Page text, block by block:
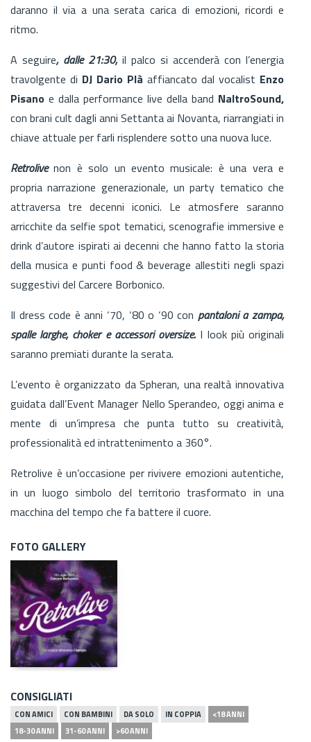
daranno il via a una serata carica di emozioni, ricordi e
ritmo.
A seguire, dalle 21:30,il palco si accenderà con l’energia
travolgente di DJ Dario Plà affiancato dal vocalist Enzo
Pisano e dalla performance live della band NaltroSound,
con brani cult dagli anni Settanta ai Novanta, riarrangiati in
chiave attuale per farli risplendere sotto una nuova luce.
Retrolivenon è solo un evento musicale: è una vera e
propria narrazione generazionale, un party tematico che
attraversa tre decenni iconici. Le atmosfere saranno
arricchite da selfie spot tematici, scenografie immersive e
drink d’autore ispirati ai decenni che hanno fatto la storia
della musica e punti food & beverage allestiti negli spazi
suggestivi del Carcere Borbonico.
Il dress code è anni ‘70, ‘80 o ‘90 con pantaloni a zampa,
spalle larghe, choker e accessori oversize. I look più originali
saranno premiati durante la serata.
L’evento è organizzato da Spheran, una realtà innovativa
guidata dall’Event Manager Nello Sperandeo, oggi anima e
mente di un’impresa che punta tutto su creatività,
professionalità ed intrattenimento a 360°.
Retrolive è un’occasione per rivivere emozioni autentiche,
in un luogo simbolo del territorio trasformato in una
macchina del tempo che fa battere il cuore.
FOTO GALLERY
CONSIGLIATI
CON AMICI CON BAMBINI DA SOLO IN COPPIA
<18 ANNI
18-30 ANNI
31-60 ANNI >60 ANNI